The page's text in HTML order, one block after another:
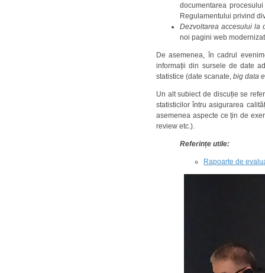
documentarea
Regulamentului privind
Dezvoltarea accesului la
noi pagini web
De asemenea, în cadrul
informații din sursele de date
statistice (date scanate, big data
Un alt subiect de discuție se
statisticilor întru asigurarea
asemenea aspecte ce țin de
review etc.).
Referințe utile:
Rapoarte de